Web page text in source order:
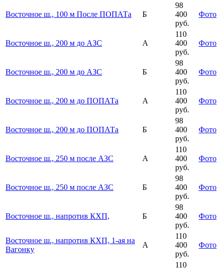
Восточное ш., 100 м После ПОПАТа Б
98
400
руб.
Фото
Восточное ш., 200 м до АЗС А
110
400
руб.
Фото
Восточное ш., 200 м до АЗС Б
98
400
руб.
Фото
Восточное ш., 200 м до ПОПАТа А
110
400
руб.
Фото
Восточное ш., 200 м до ПОПАТа Б
98
400
руб.
Фото
Восточное ш., 250 м после АЗС А
110
400
руб.
Фото
Восточное ш., 250 м после АЗС Б
98
400
руб.
Фото
Восточное ш., напротив КХП, Б
98
400
руб.
Фото
Восточное ш., напротив КХП, 1-ая на
Вагонку
А
110
400
руб.
Фото
110